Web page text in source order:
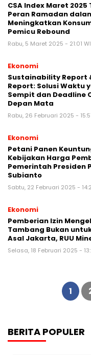
CSA Index Maret 2025
Peran Ramadan
Meningkatkan
Pemicu Rebound
Rabu, 5 Maret 2025 - 21:01
Ekonomi
Sustainability Report
Report: Solusi Waktu
Sempit dan Deadline
Depan Mata
Rabu, 26 Februari 2025 -
Ekonomi
Petani Panen
Kebijakan Harga
Pemerintah Presiden
Subianto
Sabtu, 22 Februari 2025 -
Ekonomi
Pemberian Izin
Tambang Bukan
Asal Jakarta, RUU
Selasa, 18 Februari 2025 -
Paginasi
1
BERITA POPULER